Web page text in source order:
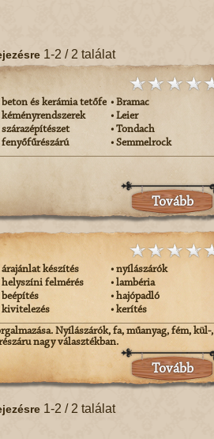
1-2 / 2 találat
beton és kerámia tetőfedő anyagok
kéményrendszerek
szárazépítészet
fenyőfűrészárú
• Bramac
• Leier
• Tondach
• Semmelrock
Tovább
árajánlat készítés
helyszíni felmérés
beépítés
kivitelezés
• nyílászárók
• lambéria
• hajópadló
• kerítés
Nyílászárók, fa, műanyag, fém, kül-,
nagy választékban.
Tovább
1-2 / 2 találat